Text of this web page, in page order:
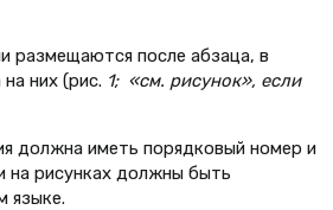
размещаются после абзаца, в
них (рис. 1; «см. рисунок», если
должна иметь порядковый номер и
на рисунках должны быть
языке.